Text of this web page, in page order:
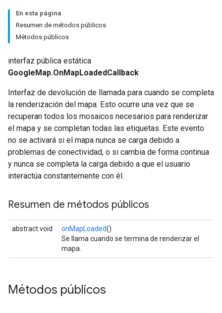
En esta página
Resumen de métodos públicos
Métodos públicos
interfaz pública estática
GoogleMap.OnMapLoadedCallback
Interfaz de devolución de llamada para cuando se completa
la renderización del mapa. Esto ocurre una vez que se
recuperan todos los mosaicos necesarios para renderizar
el mapa y se completan todas las etiquetas. Este evento
no se activará si el mapa nunca se carga debido a
problemas de conectividad, o si cambia de forma continua
y nunca se completa la carga debido a que el usuario
interactúa constantemente con él.
Resumen de métodos públicos
abstract void onMapLoaded()
Se llama cuando se termina de renderizar el
mapa.
Métodos públicos